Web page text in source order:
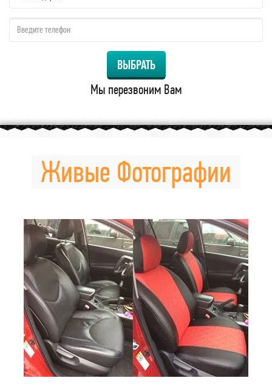
ВЫБРАТЬ
Мы перезвоним Вам
Живые Фотографии